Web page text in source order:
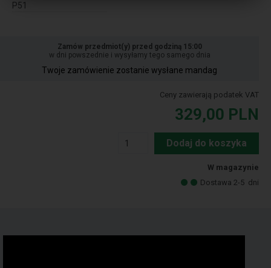
P51
Zamów przedmiot(y) przed godziną 15:00
w dni powszednie i wysyłamy tego samego dnia
Twoje zamówienie zostanie wysłane mandag
Ceny zawierają podatek VAT
329,00 PLN
Dodaj do koszyka
W magazynie
Dostawa 2-5 dni